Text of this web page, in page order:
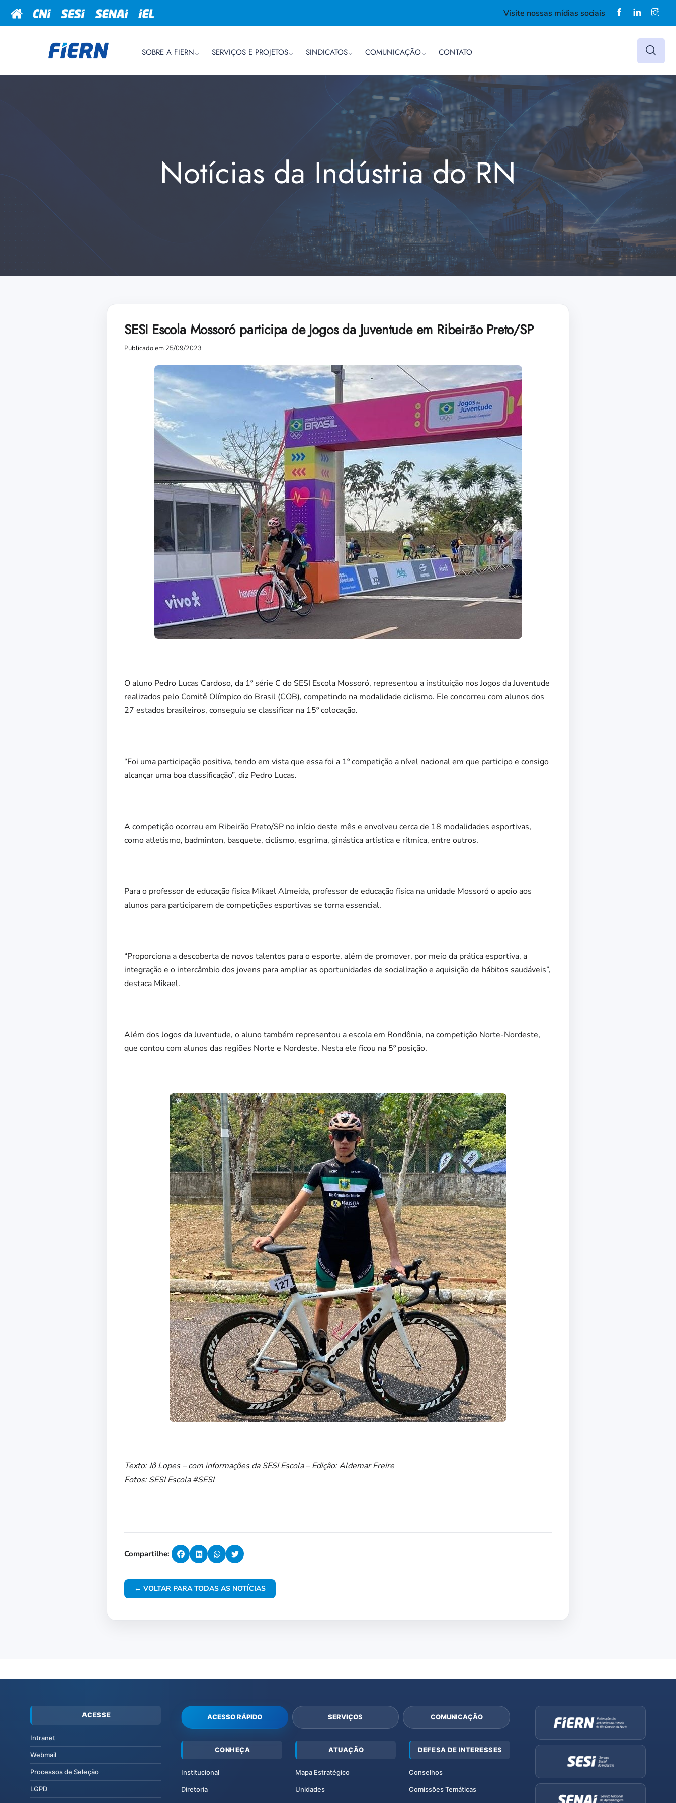
Visite nossas mídias sociais
SOBRE A FIERN SERVIÇOS E PROJETOS SINDICATOS COMUNICAÇÃO CONTATO
Notícias da Indústria do RN
SESI Escola Mossoró participa de Jogos da Juventude em Ribeirão Preto/SP
Publicado em 25/09/2023
O aluno Pedro Lucas Cardoso, da 1º série C do SESI Escola Mossoró, representou a instituição nos Jogos da Juventude
realizados pelo Comitê Olímpico do Brasil (COB), competindo na modalidade ciclismo. Ele concorreu com alunos dos
27 estados brasileiros, conseguiu se classificar na 15º colocação.
“Foi uma participação positiva, tendo em vista que essa foi a 1º competição a nível nacional em que participo e consigo
alcançar uma boa classificação”, diz Pedro Lucas.
A competição ocorreu em Ribeirão Preto/SP no início deste mês e envolveu cerca de 18 modalidades esportivas,
como atletismo, badminton, basquete, ciclismo, esgrima, ginástica artística e rítmica, entre outros.
Para o professor de educação física Mikael Almeida, professor de educação física na unidade Mossoró o apoio aos
alunos para participarem de competições esportivas se torna essencial.
“Proporciona a descoberta de novos talentos para o esporte, além de promover, por meio da prática esportiva, a
integração e o intercâmbio dos jovens para ampliar as oportunidades de socialização e aquisição de hábitos saudáveis”,
destaca Mikael.
Além dos Jogos da Juventude, o aluno também representou a escola em Rondônia, na competição Norte-Nordeste,
que contou com alunos das regiões Norte e Nordeste. Nesta ele ficou na 5º posição.
Texto: Jô Lopes – com informações da SESI Escola – Edição: Aldemar Freire
Fotos: SESI Escola #SESI
Compartilhe:
← VOLTAR PARA TODAS AS NOTÍCIAS
ACESSE
Intranet
Webmail
Processos de Seleção
LGPD
ACESSO RÁPIDO SERVIÇOS COMUNICAÇÃO
CONHEÇA
Institucional
Diretoria
ATUAÇÃO
Mapa Estratégico
Unidades
DEFESA DE INTERESSES
Conselhos
Comissões Temáticas